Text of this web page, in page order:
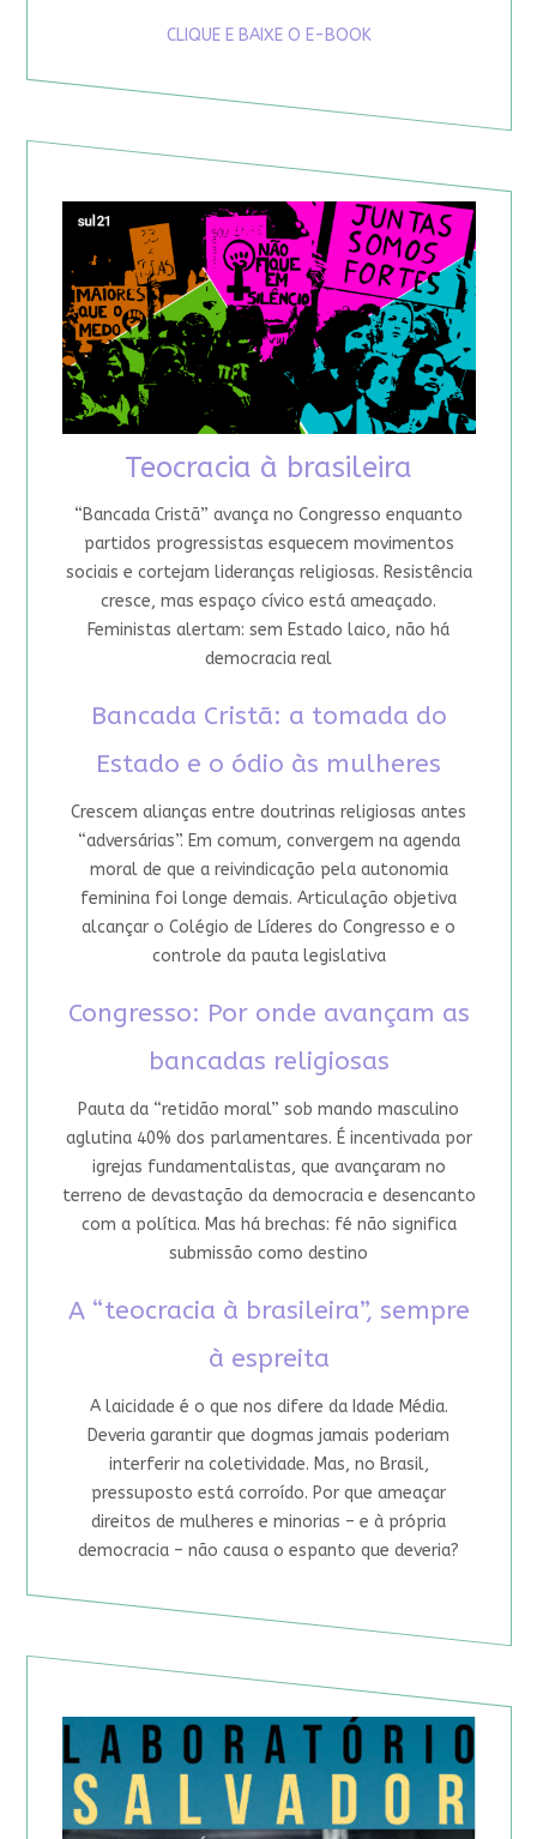
CLIQUE E BAIXE O E-BOOK
Teocracia à brasileira
“Bancada Cristã” avança no Congresso enquanto
partidos progressistas esquecem movimentos
sociais e cortejam lideranças religiosas. Resistência
cresce, mas espaço cívico está ameaçado.
Feministas alertam: sem Estado laico, não há
democracia real
Bancada Cristã: a tomada do
Estado e o ódio às mulheres
Crescem alianças entre doutrinas religiosas antes
“adversárias”. Em comum, convergem na agenda
moral de que a reivindicação pela autonomia
feminina foi longe demais. Articulação objetiva
alcançar o Colégio de Líderes do Congresso e o
controle da pauta legislativa
Congresso: Por onde avançam as
bancadas religiosas
Pauta da “retidão moral” sob mando masculino
aglutina 40% dos parlamentares. É incentivada por
igrejas fundamentalistas, que avançaram no
terreno de devastação da democracia e desencanto
com a política. Mas há brechas: fé não significa
submissão como destino
A “teocracia à brasileira”, sempre
à espreita
A laicidade é o que nos difere da Idade Média.
Deveria garantir que dogmas jamais poderiam
interferir na coletividade. Mas, no Brasil,
pressuposto está corroído. Por que ameaçar
direitos de mulheres e minorias – e à própria
democracia – não causa o espanto que deveria?